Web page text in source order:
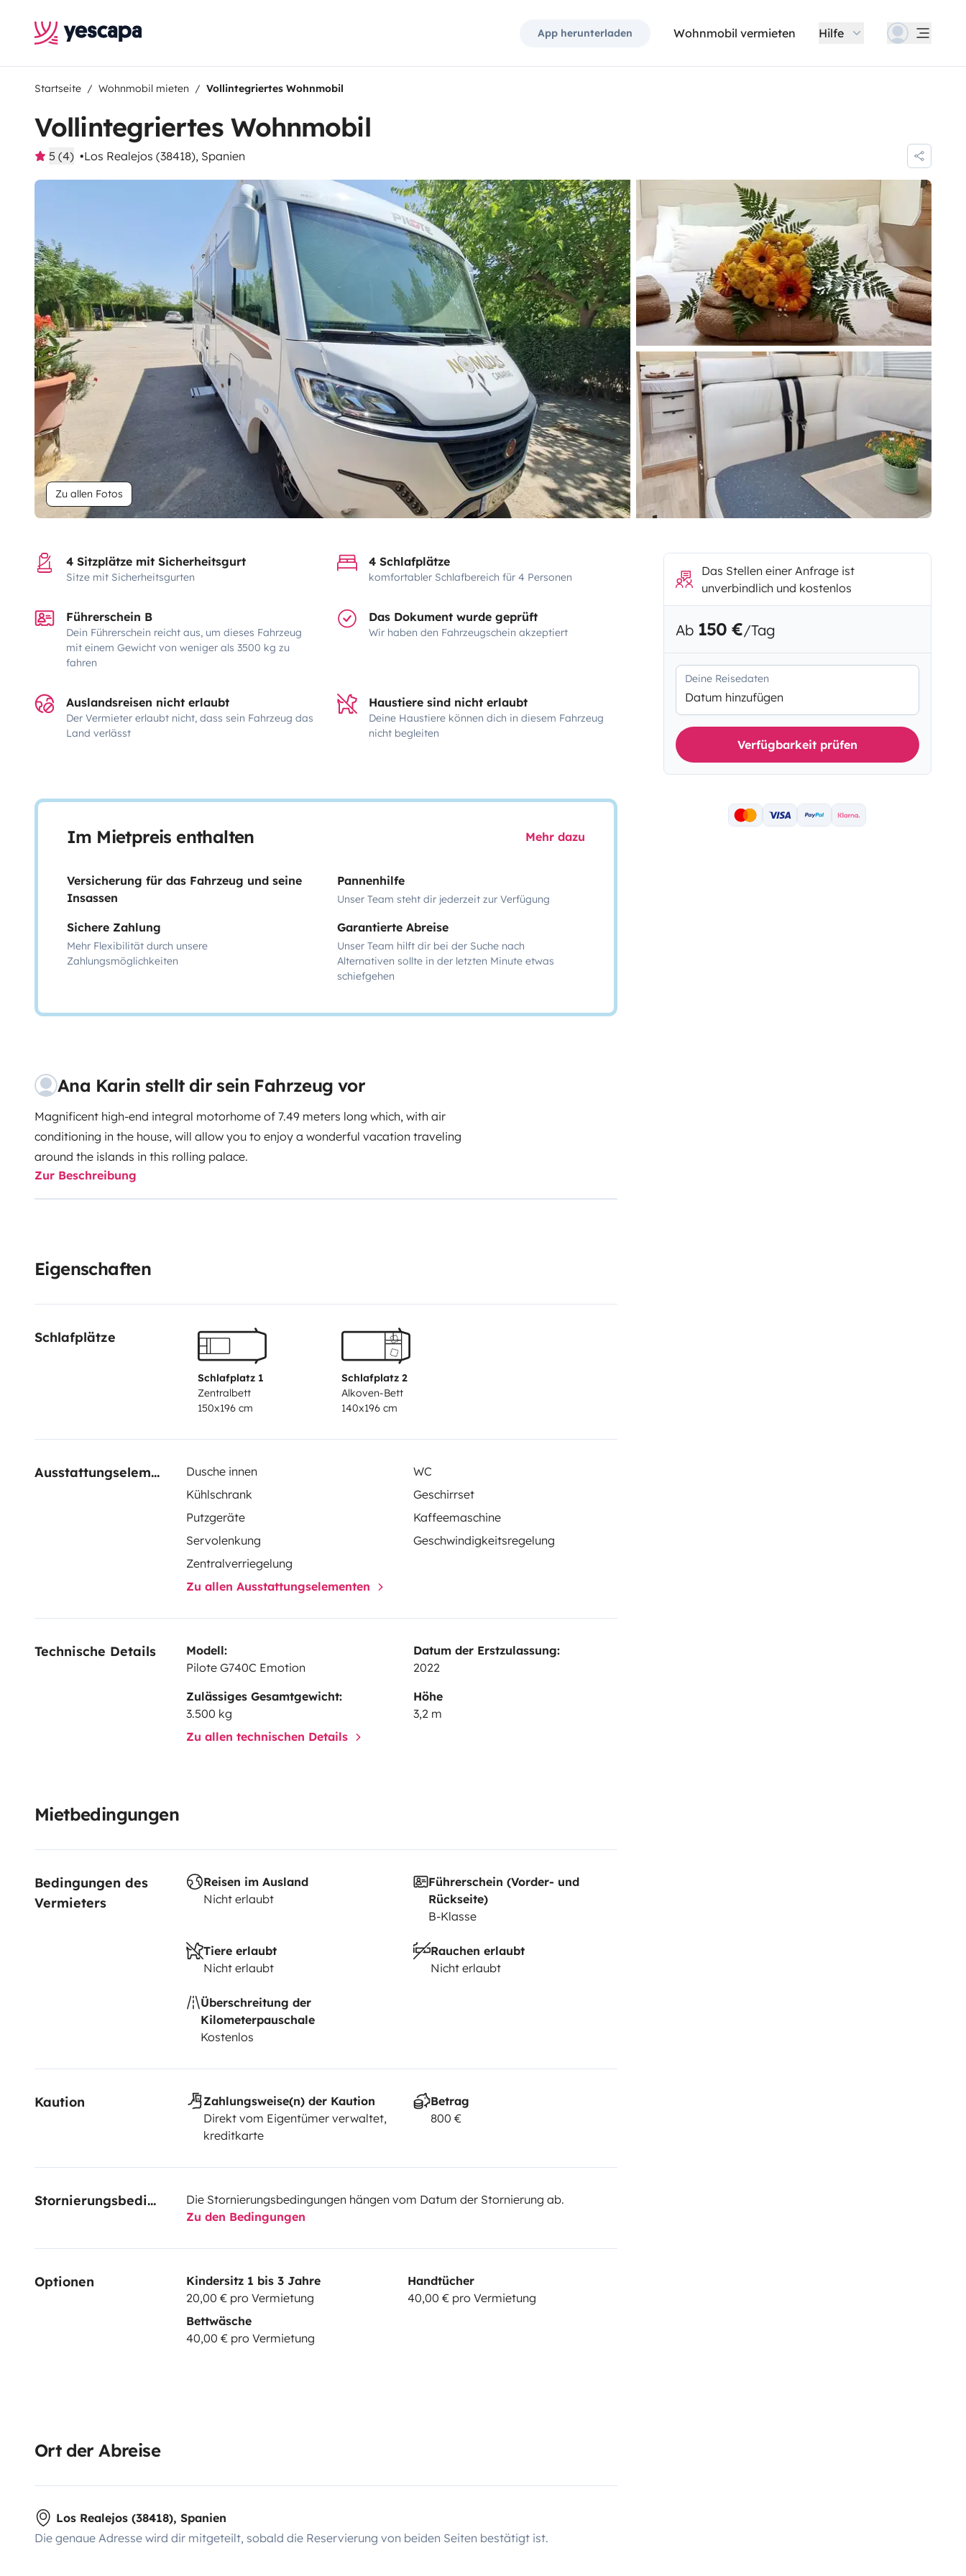
App herunterladen Wohnmobil vermieten Hilfe
Startseite Wohnmobil mieten Vollintegriertes Wohnmobil
Vollintegriertes Wohnmobil
5 (4) Los Realejos (38418), Spanien
Zu allen Fotos
4 Sitzplätze mit Sicherheitsgurt
Sitze mit Sicherheitsgurten
4 Schlafplätze
komfortabler Schlafbereich für 4 Personen
Führerschein B
Dein Führerschein reicht aus, um dieses Fahrzeug
mit einem Gewicht von weniger als 3500 kg zu
fahren
Das Dokument wurde geprüft
Wir haben den Fahrzeugschein akzeptiert
Auslandsreisen nicht erlaubt
Der Vermieter erlaubt nicht, dass sein Fahrzeug das
Land verlässt
Haustiere sind nicht erlaubt
Deine Haustiere können dich in diesem Fahrzeug
nicht begleiten
Im Mietpreis enthalten Mehr dazu
Versicherung für das Fahrzeug und seine
Insassen
Pannenhilfe
Unser Team steht dir jederzeit zur Verfügung
Sichere Zahlung
Mehr Flexibilität durch unsere
Zahlungsmöglichkeiten
Garantierte Abreise
Unser Team hilft dir bei der Suche nach
Alternativen sollte in der letzten Minute etwas
schiefgehen
Ana Karin stellt dir sein Fahrzeug vor
Magnificent high-end integral motorhome of 7.49 meters long which, with air
conditioning in the house, will allow you to enjoy a wonderful vacation traveling
around the islands in this rolling palace.
Zur Beschreibung
Eigenschaften
Schlafplätze
Schlafplatz 1
Zentralbett
150x196 cm
Schlafplatz 2
Alkoven-Bett
140x196 cm
Ausstattungselemente Dusche innen
WC
Kühlschrank
Geschirrset
Putzgeräte
Kaffeemaschine
Servolenkung
Geschwindigkeitsregelung
Zentralverriegelung
Zu allen Ausstattungselementen
Technische Details
Modell:
Pilote G740C Emotion
Datum der Erstzulassung:
2022
Zulässiges Gesamtgewicht:
3.500 kg
Höhe
3,2 m
Zu allen technischen Details
Mietbedingungen
Bedingungen des
Vermieters
Reisen im Ausland
Nicht erlaubt
Führerschein (Vorder- und
Rückseite)
B-Klasse
Tiere erlaubt
Nicht erlaubt
Rauchen erlaubt
Nicht erlaubt
Überschreitung der
Kilometerpauschale
Kostenlos
Kaution
Zahlungsweise(n) der Kaution
Direkt vom Eigentümer verwaltet,
kreditkarte
Betrag
800 €
Stornierungsbedingungen
Die Stornierungsbedingungen hängen vom Datum der Stornierung ab.
Zu den Bedingungen
Optionen
Kindersitz 1 bis 3 Jahre
20,00 € pro Vermietung
Handtücher
40,00 € pro Vermietung
Bettwäsche
40,00 € pro Vermietung
Ort der Abreise
Los Realejos (38418), Spanien
Die genaue Adresse wird dir mitgeteilt, sobald die Reservierung von beiden Seiten bestätigt ist.
Das Stellen einer Anfrage ist
unverbindlich und kostenlos
Ab 150 €/Tag
Deine Reisedaten
Datum hinzufügen
Verfügbarkeit prüfen